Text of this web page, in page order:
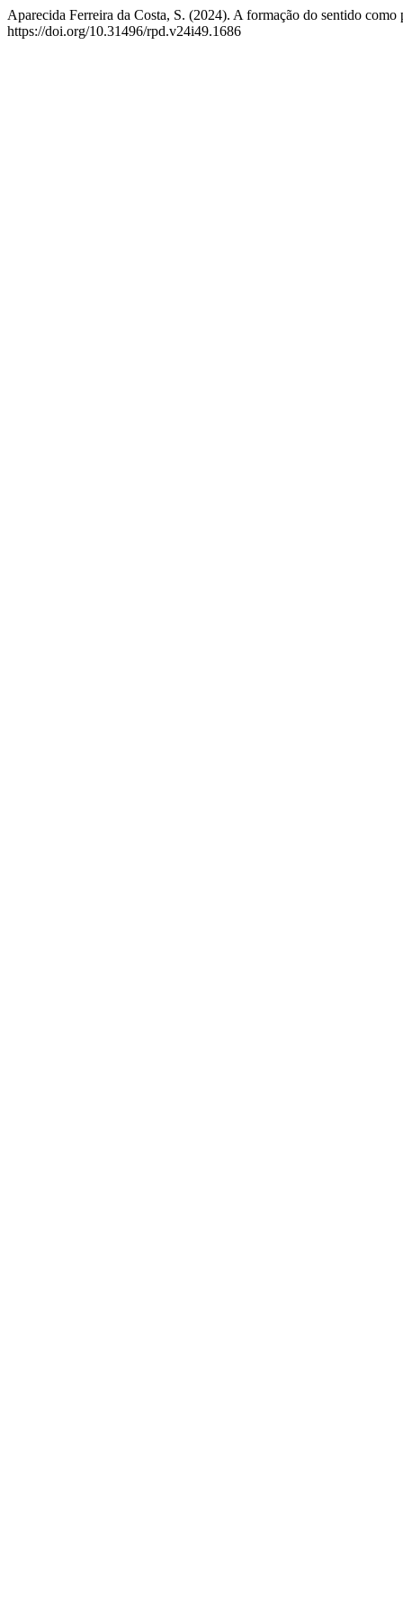
Aparecida Ferreira da Costa, S. (2024). A formação do sentido
https://doi.org/10.31496/rpd.v24i49.1686